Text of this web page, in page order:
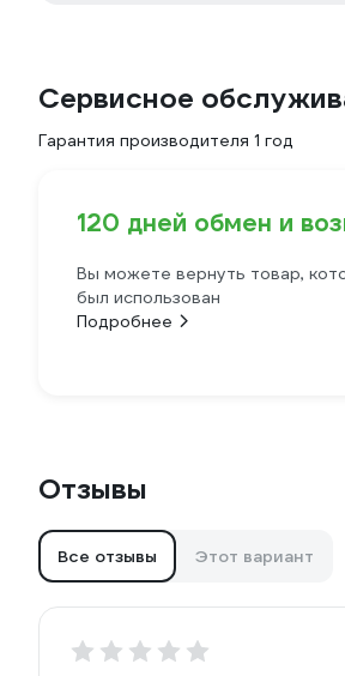
Сервисное
Гарантия производителя 1 год
120 дней обмен и
Вы можете вернуть товар,
был использован
Подробнее
Отзывы
Все отзывы Этот вариант